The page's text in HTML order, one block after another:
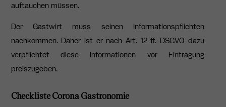
auftauchen müssen.
Der Gastwirt muss seinen Informationspflichten
nachkommen. Daher ist er nach Art. 12 ff. DSGVO dazu
verpflichtet diese Informationen vor Eintragung
preiszugeben.
Checkliste Corona Gastronomie